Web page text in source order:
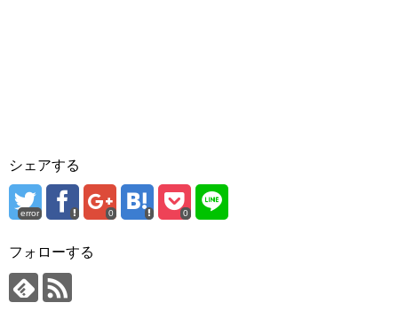
シェアする
error 0 0
フォローする